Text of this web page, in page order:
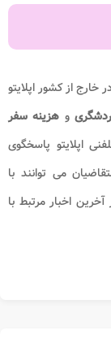
از کشور اپلایتو
و هزینهسفر
اپلایتو پاسخگوی
می توانند با
اخبار مرتبط با